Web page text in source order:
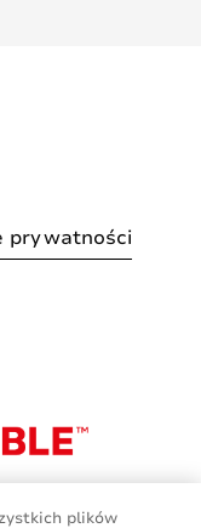
prywatności
plików